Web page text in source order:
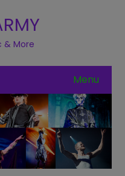
& More
Menu